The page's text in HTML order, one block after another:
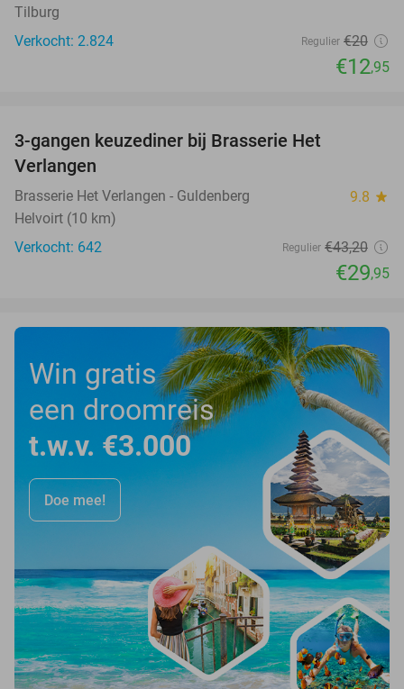
Tilburg
Verkocht: 2.824
Regulier €20
€12,95
3-gangen keuzediner bij Brasserie Het
Verlangen
Brasserie Het Verlangen - Guldenberg 9.8 star
Helvoirt (10 km)
Verkocht: 642
Regulier €43,20
€29,95
Win gratis
een droomreis
t.w.v. €3.000
Doe mee!